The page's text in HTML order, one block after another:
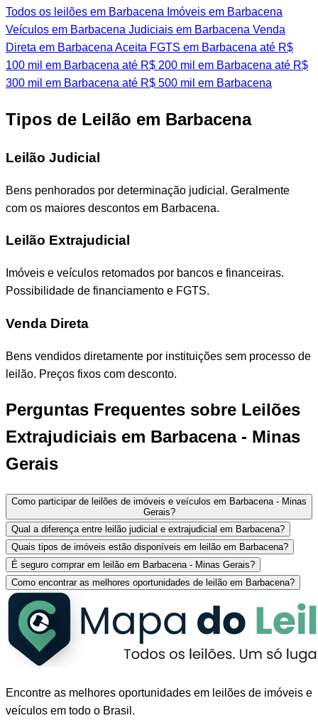
Todos os leilões em Barbacena Imóveis em Barbacena
Veículos em Barbacena Judiciais em Barbacena Venda
Direta em Barbacena Aceita FGTS em Barbacena até R$
100 mil em Barbacena até R$ 200 mil em Barbacena até R$
300 mil em Barbacena até R$ 500 mil em Barbacena
Tipos de Leilão em Barbacena
Leilão Judicial
Bens penhorados por determinação judicial. Geralmente
com os maiores descontos em Barbacena.
Leilão Extrajudicial
Imóveis e veículos retomados por bancos e financeiras.
Possibilidade de financiamento e FGTS.
Venda Direta
Bens vendidos diretamente por instituições sem processo de
leilão. Preços fixos com desconto.
Perguntas Frequentes sobre Leilões
Extrajudiciais em Barbacena - Minas
Gerais
Como participar de leilões de imóveis e veículos em Barbacena - Minas
Gerais?
Qual a diferença entre leilão judicial e extrajudicial em Barbacena?
Quais tipos de imóveis estão disponíveis em leilão em Barbacena?
É seguro comprar em leilão em Barbacena - Minas Gerais?
Como encontrar as melhores oportunidades de leilão em Barbacena?
Encontre as melhores oportunidades em leilões de imóveis e
veículos em todo o Brasil.